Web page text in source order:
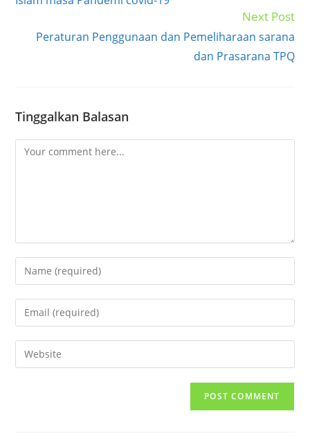
Next Post
Peraturan Penggunaan dan Pemeliharaan sarana
dan Prasarana TPQ
Tinggalkan Balasan
Comment
Enter
your
name
comment
Enter
your
email
address
Enter
your